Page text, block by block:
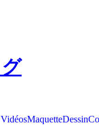
MaquetteDessin